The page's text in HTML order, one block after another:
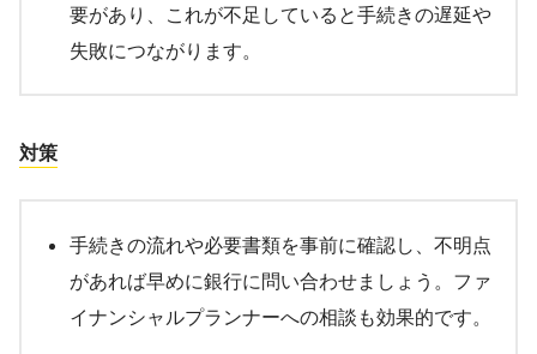
要があり、これが不足していると手続きの遅延や
失敗につながります。
対策
手続きの流れや必要書類を事前に確認し、不明点
があれば早めに銀行に問い合わせましょう。ファ
イナンシャルプランナーへの相談も効果的です。